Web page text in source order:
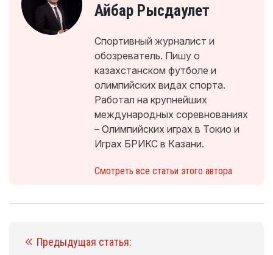
Айбар Рысдаулет
Спортивный журналист и
обозреватель. Пишу о
казахстанском футболе и
олимпийских видах спорта.
Работал на крупнейших
международных соревнованиях
– Олимпийских играх в Токио и
Играх БРИКС в Казани.
Смотреть все статьи этого автора
Предыдущая статья: